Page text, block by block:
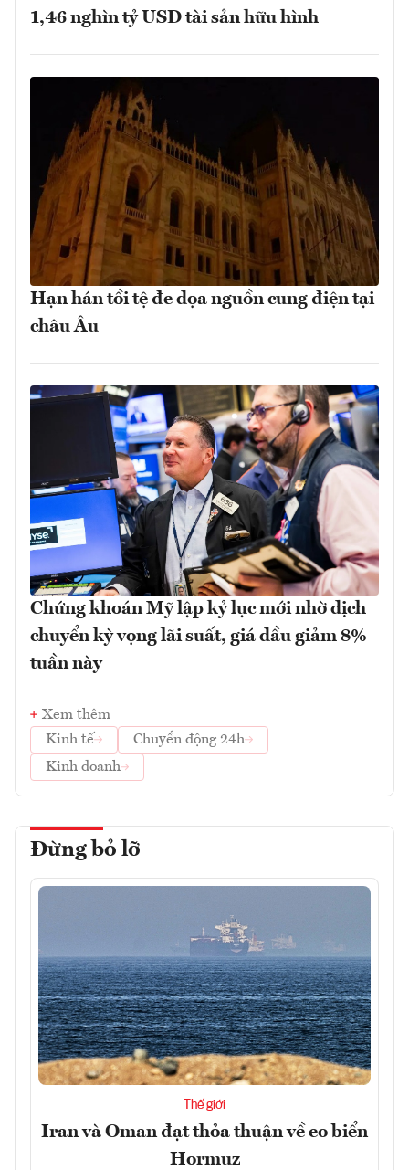
1,46 nghìn tỷ USD tài sản hữu hình
Hạn hán tồi tệ đe dọa nguồn cung điện tại
châu Âu
Chứng khoán Mỹ lập kỷ lục mới nhờ dịch
chuyển kỳ vọng lãi suất, giá dầu giảm 8%
tuần này
Xem thêm
Kinh tế
Chuyển động 24h
Kinh doanh
Đừng bỏ lỡ
Thế giới
Iran và Oman đạt thỏa thuận về eo biển
Hormuz